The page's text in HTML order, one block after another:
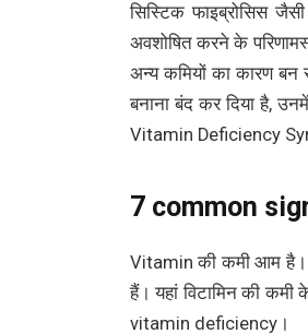
सिस्टिक फाइब्रोसिस
अवशोषित करने के
अन्य कमियों का कारण
बनाना बंद कर दिया है,
Vitamin Deficiency
7 common
Vitamin की कमी आम है।
हैं। यहां विटामिन की
vitamin deficiency।